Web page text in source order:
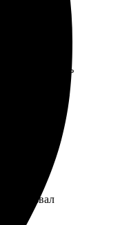
оказалось
не вызвал